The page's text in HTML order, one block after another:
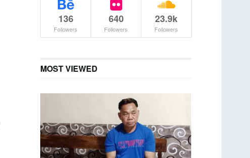
136
Followers
640
Followers
23.9k
Followers
MOST VIEWED